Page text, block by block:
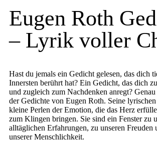
Eugen Roth
– Lyrik voller
Hast du jemals ein Gedicht gelesen, das dich
Innersten berührt hat? Ein Gedicht, das dich
und zugleich zum Nachdenken anregt?
der Gedichte von Eugen Roth. Seine
kleine Perlen der Emotion, die das Herz
zum Klingen bringen. Sie sind ein Fenster zu
alltäglichen Erfahrungen, zu unseren Freuden
unserer Menschlichkeit.